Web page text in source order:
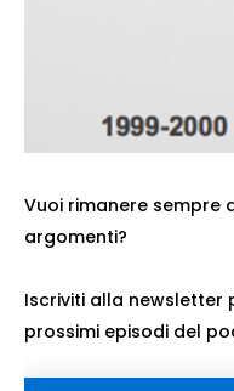
Vuoi rimanere sempre
argomenti?
Iscriviti alla newsletter
prossimi episodi del